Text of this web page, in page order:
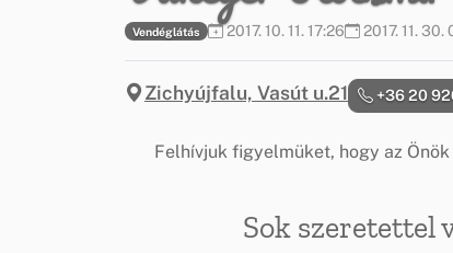
Vendéglátás 2017. 10. 11. 17:26 2017. 11. 30.
Zichyújfalu, Vasút u.21 +36 20
Felhívjuk figyelmüket, hogy az
Sok szeretettel